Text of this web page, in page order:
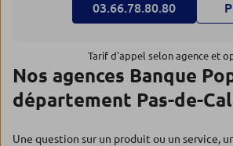
03.66.78.80.80
Tarif d'appel selon agence et
Nos agences Banque
département Pas-de-
Une question sur un produit ou un service,